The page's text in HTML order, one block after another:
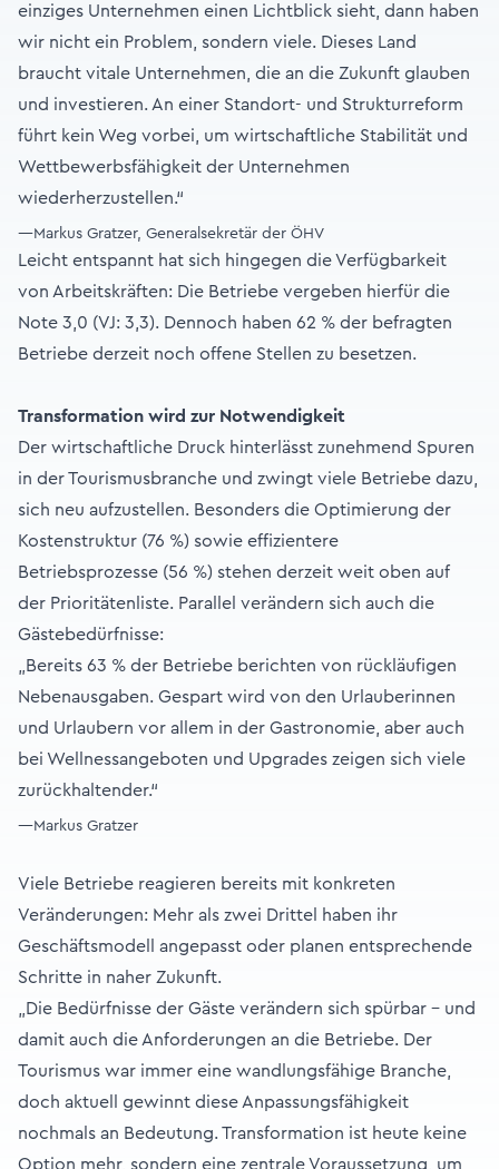
einziges Unternehmen einen Lichtblick sieht, dann haben
wir nicht ein Problem, sondern viele. Dieses Land
braucht vitale Unternehmen, die an die Zukunft glauben
und investieren. An einer Standort- und Strukturreform
führt kein Weg vorbei, um wirtschaftliche Stabilität und
Wettbewerbsfähigkeit der Unternehmen
wiederherzustellen.“
—Markus Gratzer, Generalsekretär der ÖHV
Leicht entspannt hat sich hingegen die Verfügbarkeit
von Arbeitskräften: Die Betriebe vergeben hierfür die
Note 3,0 (VJ: 3,3). Dennoch haben 62 % der befragten
Betriebe derzeit noch offene Stellen zu besetzen.
Transformation wird zur Notwendigkeit
Der wirtschaftliche Druck hinterlässt zunehmend Spuren
in der Tourismusbranche und zwingt viele Betriebe dazu,
sich neu aufzustellen. Besonders die Optimierung der
Kostenstruktur (76 %) sowie effizientere
Betriebsprozesse (56 %) stehen derzeit weit oben auf
der Prioritätenliste. Parallel verändern sich auch die
Gästebedürfnisse:
„Bereits 63 % der Betriebe berichten von rückläufigen
Nebenausgaben. Gespart wird von den Urlauberinnen
und Urlaubern vor allem in der Gastronomie, aber auch
bei Wellnessangeboten und Upgrades zeigen sich viele
zurückhaltender.“
—Markus Gratzer
Viele Betriebe reagieren bereits mit konkreten
Veränderungen: Mehr als zwei Drittel haben ihr
Geschäftsmodell angepasst oder planen entsprechende
Schritte in naher Zukunft.
„Die Bedürfnisse der Gäste verändern sich spürbar – und
damit auch die Anforderungen an die Betriebe. Der
Tourismus war immer eine wandlungsfähige Branche,
doch aktuell gewinnt diese Anpassungsfähigkeit
nochmals an Bedeutung. Transformation ist heute keine
Option mehr, sondern eine zentrale Voraussetzung, um